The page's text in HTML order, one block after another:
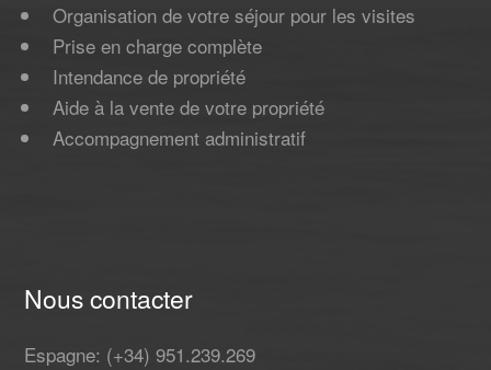
Organisation de votre séjour pour les visites
Prise en charge complète
Intendance de propriété
Aide à la vente de votre propriété
Accompagnement administratif
Nous contacter
Espagne: (+34) 951.239.269